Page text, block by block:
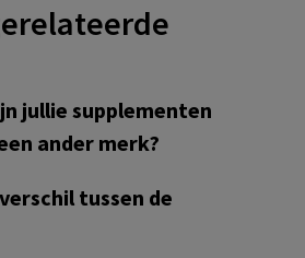
jullie supplementen
ander merk?
tussen de